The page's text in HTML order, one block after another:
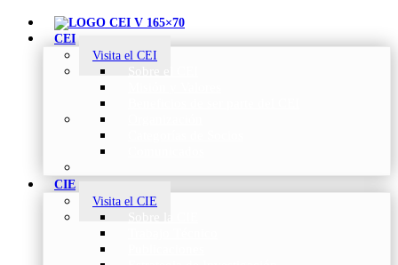
CEI
Visita el CEI
CIE
Visita el CIE